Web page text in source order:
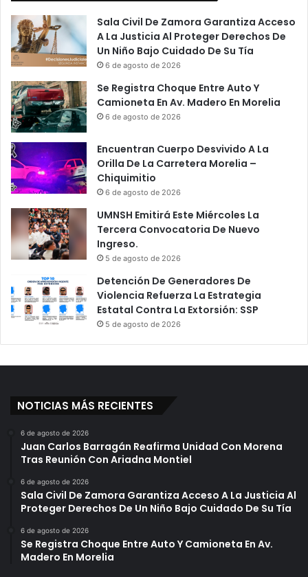
Sala Civil De Zamora Garantiza Acceso
A La Justicia Al Proteger Derechos De
Un Niño Bajo Cuidado De Su Tía
6 de agosto de 2026
Se Registra Choque Entre Auto Y
Camioneta En Av. Madero En Morelia
6 de agosto de 2026
Encuentran Cuerpo Desvivido A La
Orilla De La Carretera Morelia –
Chiquimitio
6 de agosto de 2026
UMNSH Emitirá Este Miércoles La
Tercera Convocatoria De Nuevo
Ingreso.
5 de agosto de 2026
Detención De Generadores De
Violencia Refuerza La Estrategia
Estatal Contra La Extorsión: SSP
5 de agosto de 2026
NOTICIAS MÁS RECIENTES
6 de agosto de 2026
Juan Carlos Barragán Reafirma Unidad Con Morena
Tras Reunión Con Ariadna Montiel
6 de agosto de 2026
Sala Civil De Zamora Garantiza Acceso A La Justicia Al
Proteger Derechos De Un Niño Bajo Cuidado De Su Tía
6 de agosto de 2026
Se Registra Choque Entre Auto Y Camioneta En Av.
Madero En Morelia